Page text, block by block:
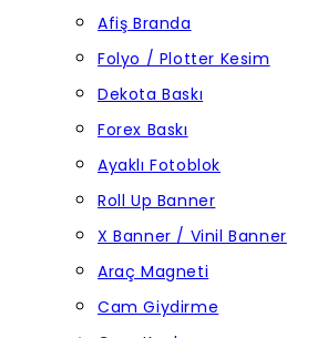
Afiş Branda
Folyo / Plotter Kesim
Dekota Baskı
Forex Baskı
Ayaklı Fotoblok
Roll Up Banner
X Banner / Vinil Banner
Araç Magneti
Cam Giydirme